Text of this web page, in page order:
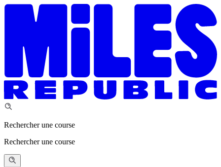
Rechercher une course
Rechercher une course